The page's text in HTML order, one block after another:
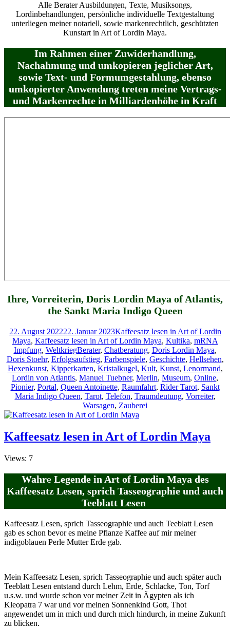
Alle Berater Ausbildungen, Texte, Musiksongs,
Lordinbehandlungen, persönliche individuelle Textgestaltung
unterliegen meiner notariell, sowie markenrechtlich, geschützten
Kunstart in Art of Lordin Maya.
Im Rahmen einer Zuwiderhandlung,
Nachahmung und umkopieren jeglicher Art,
sowie Text- und Formumgestahlung, ebenso
umkopierter Anwendung treten meine Vertrags-
und Markenrechte in Milliardenhöhe in Kraft
Ihre, Vorreiterin, Doris Lordin Maya of Atlantis,
the Sankt Maria Indigo Queen
Veröffentlicht
am
22. August 202222. Januar 2023Kategorien
Kaffeesatz lesen in Art of Lordin
Maya, Kaffeesatz lesen in Art of Lordin Maya, Kultika, mRNA
Impfung, WeltkriegSchlagwörter
Berater, Chatberatung, Doris Lordin Maya,
Doris Stoehr, Erfolgsaufstieg, Farbenspiele, Geschichte, Hellsehen,
Hexenkunst, Kipperkarten, Kristalkugel, Kult, Kunst, Lenormand,
Lordin von Atlantis, Manuel Tuebner, Merlin, Museum, Online,
Pionier, Portal, Queen Antoinette, Raumfahrt, Rider Tarot, Sankt
Maria Indigo Queen, Tarot, Telefon, Traumdeutung, Vorreiter,
Warsagen, Zauberei
Kaffeesatz lesen in Art of Lordin Maya
Views: 7
Wahre Legende in Art of Lordin Maya des
Kaffeesatz Lesen, sprich Tasseographie und auch
Teeblatt Lesen
Kaffeesatz Lesen, sprich Tasseographie und auch Teeblatt Lesen
gab es schon bevor es meine Pflanze Kaffee auf mir meiner
indigoblauen Perle Mutter Erde gab.
Mein Kaffeesatz Lesen, sprich Tasseographie und auch später auch
Teeblatt Lesen entstand durch Lehm, Erde, Schlacke, Ton, Torf
u.s.w. und wurde schon vor meiner Zeit in Ägypten als ich
Kleopatra 7 war und vor meinen Sonnenkind Gott, Thot
angewendet um in mich und durch mich hindurch, in meine Zukunft
zu blicken.